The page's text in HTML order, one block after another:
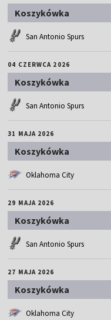
Koszykówka
San Antonio Spurs
04 CZERWCA 2026
Koszykówka
San Antonio Spurs
31 MAJA 2026
Koszykówka
Oklahoma City
29 MAJA 2026
Koszykówka
San Antonio Spurs
27 MAJA 2026
Koszykówka
Oklahoma City